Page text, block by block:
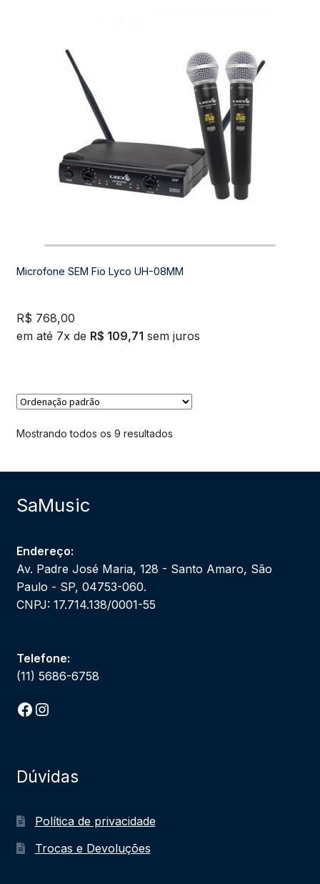
Microfone SEM Fio Lyco UH-08MM
R$ 768,00
em até 7x de R$ 109,71 sem juros
Mostrando todos os 9 resultados
SaMusic
Endereço:
Av. Padre José Maria, 128 - Santo Amaro, São
Paulo - SP, 04753-060.
CNPJ: 17.714.138/0001-55
Telefone:
(11) 5686-6758
Facebook
Instagram
Dúvidas
Política de privacidade
Trocas e Devoluções